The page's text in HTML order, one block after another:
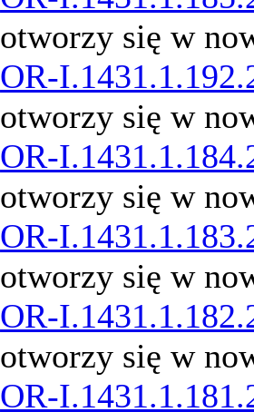
otworzy się w
OR-
otworzy się w
OR-
otworzy się w
OR-
otworzy się w
OR-
otworzy się w
OR-